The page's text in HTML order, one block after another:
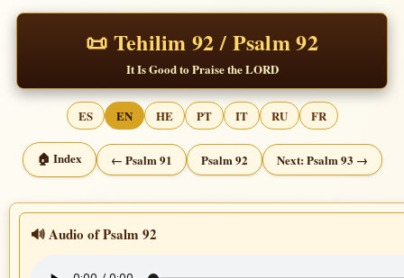
📜 Tehilim 92 / Psalm 92
It Is Good to Praise the LORD
ES EN HE PT IT RU FR
🏠 Index ← Psalm 91 Psalm 92 Next: Psalm 93 →
🔊 Audio of Psalm 92